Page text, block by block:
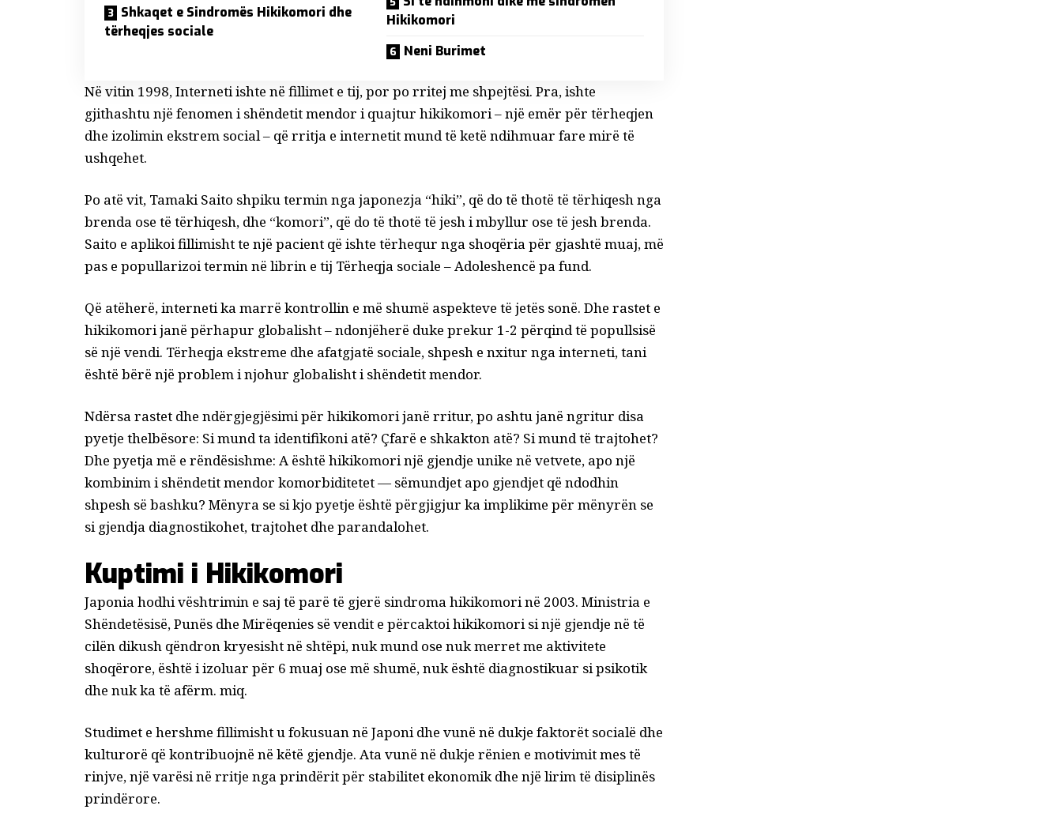
Shkaqet e Sindromës Hikikomori dhe
tërheqjes sociale
Hikikomori
Neni Burimet
Në vitin 1998, Interneti ishte në fillimet e tij, por po rritej me shpejtësi. Pra, ishte
gjithashtu një fenomen i shëndetit mendor i quajtur hikikomori – një emër për tërheqjen
dhe izolimin ekstrem social – që rritja e internetit mund të ketë ndihmuar fare mirë të
ushqehet.
Po atë vit, Tamaki Saito shpiku termin nga japonezja “hiki”, që do të thotë të tërhiqesh nga
brenda ose të tërhiqesh, dhe “komori”, që do të thotë të jesh i mbyllur ose të jesh brenda.
Saito e aplikoi fillimisht te një pacient që ishte tërhequr nga shoqëria për gjashtë muaj, më
pas e popullarizoi termin në librin e tij Tërheqja sociale – Adoleshencë pa fund.
Që atëherë, interneti ka marrë kontrollin e më shumë aspekteve të jetës sonë. Dhe rastet e
hikikomori janë përhapur globalisht – ndonjëherë duke prekur 1-2 përqind të popullsisë
së një vendi. Tërheqja ekstreme dhe afatgjatë sociale, shpesh e nxitur nga interneti, tani
është bërë një problem i njohur globalisht i shëndetit mendor.
Ndërsa rastet dhe ndërgjegjësimi për hikikomori janë rritur, po ashtu janë ngritur disa
pyetje thelbësore: Si mund ta identifikoni atë? Çfarë e shkakton atë? Si mund të trajtohet?
Dhe pyetja më e rëndësishme: A është hikikomori një gjendje unike në vetvete, apo një
kombinim i shëndetit mendor komorbiditetet— sëmundjet apo gjendjet që ndodhin
shpesh së bashku? Mënyra se si kjo pyetje është përgjigjur ka implikime për mënyrën se
si gjendja diagnostikohet, trajtohet dhe parandalohet.
Kuptimi i Hikikomori
Japonia hodhi vështrimin e saj të parë të gjerë sindroma hikikomori në 2003. Ministria e
Shëndetësisë, Punës dhe Mirëqenies së vendit e përcaktoi hikikomori si një gjendje në të
cilën dikush qëndron kryesisht në shtëpi, nuk mund ose nuk merret me aktivitete
shoqërore, është i izoluar për 6 muaj ose më shumë, nuk është diagnostikuar si psikotik
dhe nuk ka të afërm. miq.
Studimet e hershme fillimisht u fokusuan në Japoni dhe vunë në dukje faktorët socialë dhe
kulturorë që kontribuojnë në këtë gjendje. Ata vunë në dukje rënien e motivimit mes të
rinjve, një varësi në rritje nga prindërit për stabilitet ekonomik dhe një lirim të disiplinës
prindërore.